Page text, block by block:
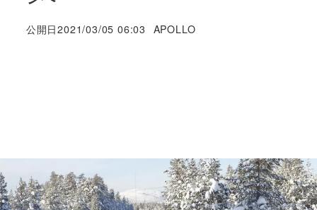
公開日2021/03/05 06:03
著
APOLLO